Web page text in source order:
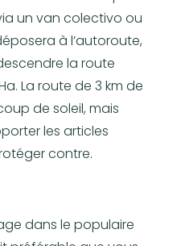
un van colectivo ou
à l’autoroute,
la route
La route de 3 km de
de soleil, mais
les articles
contre.
dans le populaire